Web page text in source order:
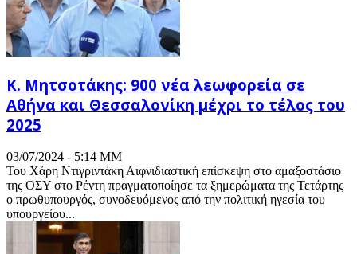
Κ. Μητσοτάκης: 900 νέα λεωφορεία σε
Αθήνα και Θεσσαλονίκη μέχρι το τέλος του
2025
03/07/2024 - 5:14 ΜΜ
Του Χάρη Ντιγριντάκη Αιφνιδιαστική επίσκεψη στο αμαξοστάσιο
της ΟΣΥ στο Ρέντη πραγματοποίησε τα ξημερώματα της Τετάρτης
ο πρωθυπουργός, συνοδευόμενος από την πολιτική ηγεσία του
υπουργείου...